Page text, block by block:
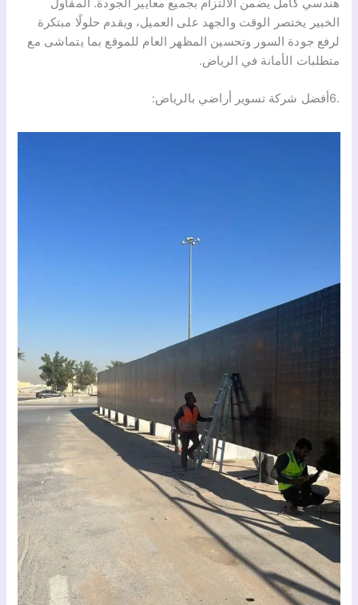
هندسي كامل يضمن الالتزام بجميع معايير الجودة. المقاول
الخبير يختصر الوقت والجهد على العميل، ويقدم حلولًا مبتكرة
لرفع جودة السور وتحسين المظهر العام للموقع بما يتماشى مع
متطلبات الأمانة في الرياض.
.6أفضل شركة تسوير أراضي بالرياض: